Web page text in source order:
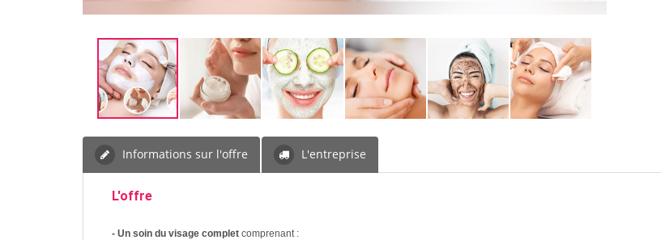
Informations sur l'offre L'entreprise
L'offre
- Un soin du visage complet comprenant :